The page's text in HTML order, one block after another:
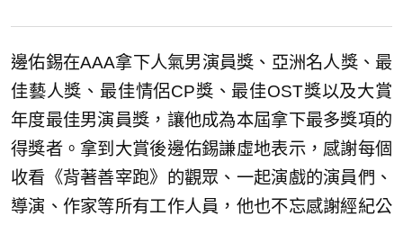
邊佑錫在AAA拿下人氣男演員獎、亞洲名人獎、最
佳藝人獎、最佳情侶CP獎、最佳OST獎以及大賞
年度最佳男演員獎，讓他成為本屆拿下最多獎項的
得獎者。拿到大賞後邊佑錫謙虛地表示，感謝每個
收看《背著善宰跑》的觀眾、一起演戲的演員們、
導演、作家等所有工作人員，他也不忘感謝經紀公